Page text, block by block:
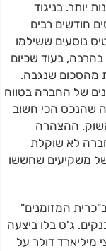
יותר. בניגוד
חודשים רבים
נוסעים ששילמו
בעוד שכיום
מהסכום שנגבה.
של החברה בטווח
שהנכס הכי חשוב
ההצהרה
לא שוקלת
משקיעים שחששו
המזומנים"
ג'ט בלו ביצעה
דולר על